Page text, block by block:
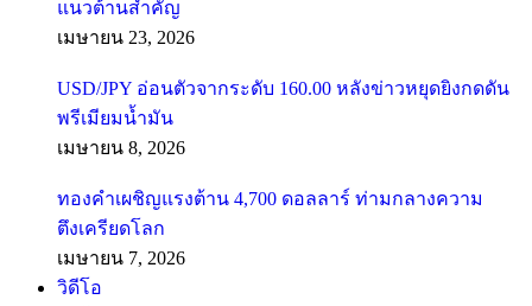
แนวต้านสำคัญ
เมษายน 23, 2026
USD/JPY อ่อนตัวจากระดับ 160.00 หลังข่าวหยุดยิงกดดัน
พรีเมียมน้ำมัน
เมษายน 8, 2026
ทองคำเผชิญแรงต้าน 4,700 ดอลลาร์ ท่ามกลางความ
ตึงเครียดโลก
เมษายน 7, 2026
วิดีโอ